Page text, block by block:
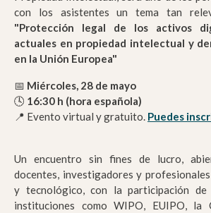
con los asistentes un tema tan
"Protección legal de los activos
actuales en propiedad intelectual y
en la Unión Europea"
📅 Miércoles, 28 de mayo
🕓 16:30 h (hora española)
📍 Evento virtual y gratuito. Puedes
Un encuentro sin fines de lucro,
docentes, investigadores y
y tecnológico, con la participación de
instituciones como WIPO, EUIPO, la